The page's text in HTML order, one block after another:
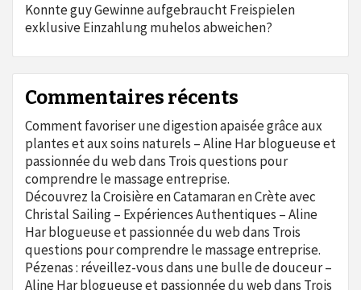
Konnte guy Gewinne aufgebraucht Freispielen
exklusive Einzahlung muhelos abweichen?
Commentaires récents
Comment favoriser une digestion apaisée grâce aux
plantes et aux soins naturels – Aline Har blogueuse et
passionnée du webdans Trois questions pour
comprendre le massage entreprise.
Découvrez la Croisière en Catamaran en Crète avec
Christal Sailing – Expériences Authentiques – Aline
Har blogueuse et passionnée du webdans Trois
questions pour comprendre le massage entreprise.
Pézenas : réveillez-vous dans une bulle de douceur –
Aline Har blogueuse et passionnée du webdans Trois